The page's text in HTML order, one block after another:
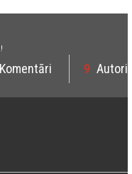
Komentāri 9 Autori